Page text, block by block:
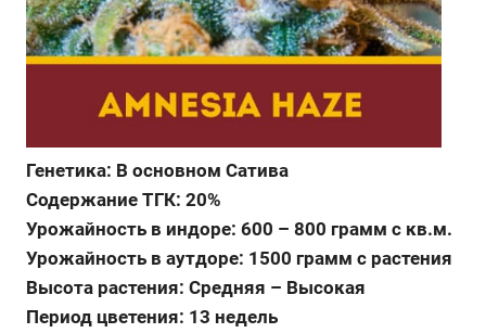
Генетика: В основном Сатива
Содержание ТГК: 20%
Урожайность в индоре: 600 – 800 грамм с кв.м.
Урожайность в аутдоре: 1500 грамм с растения
Высота растения: Средняя – Высокая
Период цветения: 13 недель